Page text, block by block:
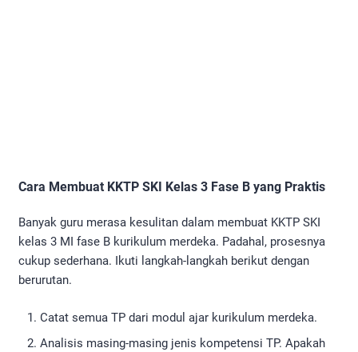
Cara Membuat KKTP SKI Kelas 3 Fase B yang Praktis
Banyak guru merasa kesulitan dalam membuat KKTP SKI
kelas 3 MI fase B kurikulum merdeka. Padahal, prosesnya
cukup sederhana. Ikuti langkah-langkah berikut dengan
berurutan.
Catat semua TP dari modul ajar kurikulum merdeka.
Analisis masing-masing jenis kompetensi TP. Apakah